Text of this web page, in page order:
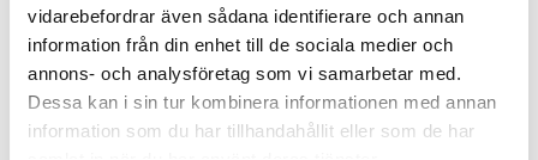
vidarebefordrar även sådana identifierare och annan
information från din enhet till de sociala medier och
annons- och analysföretag som vi samarbetar med.
Dessa kan i sin tur kombinera informationen med annan
information som du har tillhandahållit eller som de har
Kan man ha tvättmaskin i ett pyttelitet
badrum?
Ja, ofta går det att få in en kombimaskin eller en kompakt